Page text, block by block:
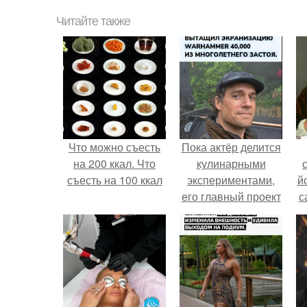
Читайте также
Что можно съесть
на 200 ккал. Что
съесть на 100 ккал
Пока актёр делится
кулинарными
экспериментами,
его главный проект
сделал серьёзный
шаг вперёд.